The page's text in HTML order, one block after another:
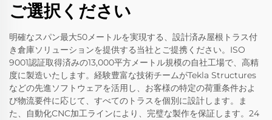
ご選択ください
明確なスパン最大50メートルを実現する、設計済み屋根トラス付
き倉庫ソリューションを提供する当社とご提携ください。ISO
9001認証取得済みの13,000平方メートル規模の自社工場で、高精
度に製造いたします。経験豊富な技術チームがTekla Structures
などの先進ソフトウェアを活用し、お客様の特定の荷重条件およ
び物流要件に応じて、すべてのトラスを個別に設計します。ま
た、自動化CNC加工ラインにより、完璧な製作を保証します。24